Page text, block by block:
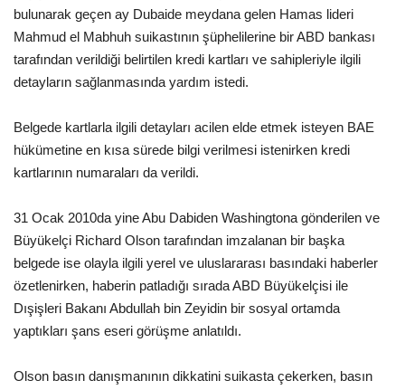
bulunarak geçen ay Dubaide meydana gelen Hamas lideri
Mahmud el Mabhuh suikastının şüphelilerine bir ABD bankası
tarafından verildiği belirtilen kredi kartları ve sahipleriyle ilgili
detayların sağlanmasında yardım istedi.
Belgede kartlarla ilgili detayları acilen elde etmek isteyen BAE
hükümetine en kısa sürede bilgi verilmesi istenirken kredi
kartlarının numaraları da verildi.
31 Ocak 2010da yine Abu Dabiden Washingtona gönderilen ve
Büyükelçi Richard Olson tarafından imzalanan bir başka
belgede ise olayla ilgili yerel ve uluslararası basındaki haberler
özetlenirken, haberin patladığı sırada ABD Büyükelçisi ile
Dışişleri Bakanı Abdullah bin Zeyidin bir sosyal ortamda
yaptıkları şans eseri görüşme anlatıldı.
Olson basın danışmanının dikkatini suikasta çekerken, basın